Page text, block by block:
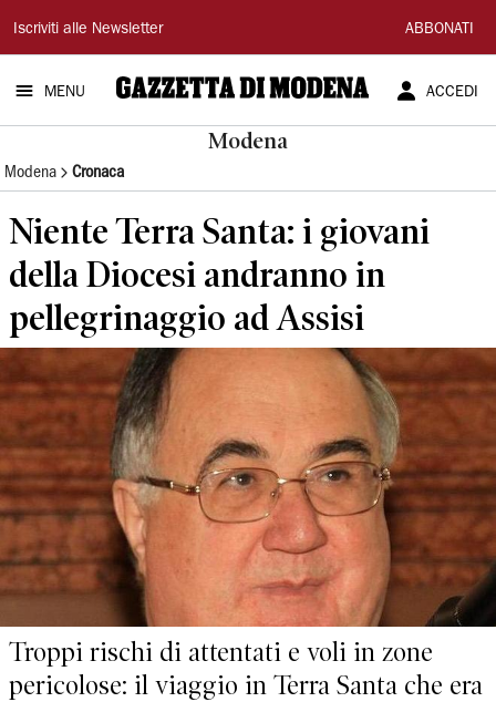
Gazzetta
di
Modena
Iscriviti alle Newsletter ABBONATI
MENU ACCEDI
Modena
Modena Cronaca
Niente Terra Santa: i giovani
della Diocesi andranno in
pellegrinaggio ad Assisi
Troppi rischi di attentati e voli in zone
pericolose: il viaggio in Terra Santa che era